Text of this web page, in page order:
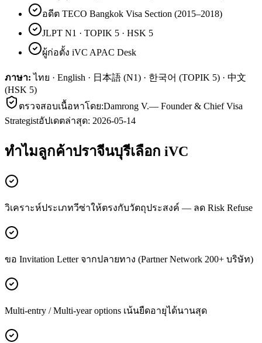
อดีต TECO Bangkok Visa Section (2015–2018)
JLPT N1 · TOPIK 5 · HSK 5
ผู้ก่อตั้ง iVC APAC Desk
ภาษา: ไทย · English · 日本語 (N1) · 한국어 (TOPIK 5) · 中文
(HSK 5)
ตรวจสอบเนื้อหาโดย:Damrong V.— Founder & Chief Visa
Strategistอัปเดตล่าสุด: 2026-05-14
ทำไมลูกค้าปราจีนบุรีเลือก iVC
วิเคราะห์ประเภทวีซ่าให้ตรงกับวัตถุประสงค์ — ลด Risk Refuse
ขอ Invitation Letter จากปลายทาง (Partner Network 200+ บริษัท)
Multi-entry / Multi-year options เน้นยืดอายุได้นานสุด